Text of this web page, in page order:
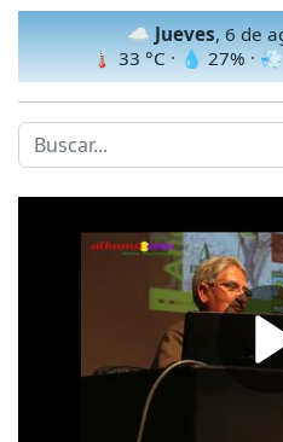
☁️ Jueves, 6 de
🌡 33 °C · 💧 27% · 💨